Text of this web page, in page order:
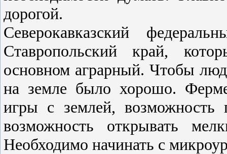
дорогой.
Северокавказский
Ставропольский край,
основном аграрный. Чтобы
на земле было хорошо.
игры с землей, возможность
возможность открывать
Необходимо начинать с